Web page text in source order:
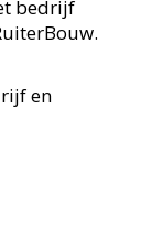
bedrijf
en